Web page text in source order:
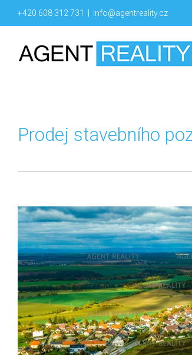
+420 608 312 731 info@agentreality.cz
Prodej stavebního